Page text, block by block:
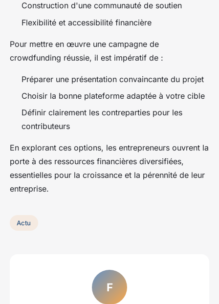
Construction d'une communauté de soutien
Flexibilité et accessibilité financière
Pour mettre en œuvre une campagne de
crowdfunding réussie, il est impératif de :
Préparer une présentation convaincante du projet
Choisir la bonne plateforme adaptée à votre cible
Définir clairement les contreparties pour les
contributeurs
En explorant ces options, les entrepreneurs ouvrent la
porte à des ressources financières diversifiées,
essentielles pour la croissance et la pérennité de leur
entreprise.
Actu
F